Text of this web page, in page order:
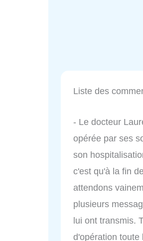
Liste des
- Le docteur
opérée par ses
son
c'est qu'à la fin
attendons
plusieurs
lui ont transmis.
d'opération